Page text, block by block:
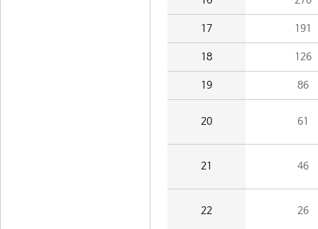
17 191
18 126
19 86
20 61
21 46
22 26